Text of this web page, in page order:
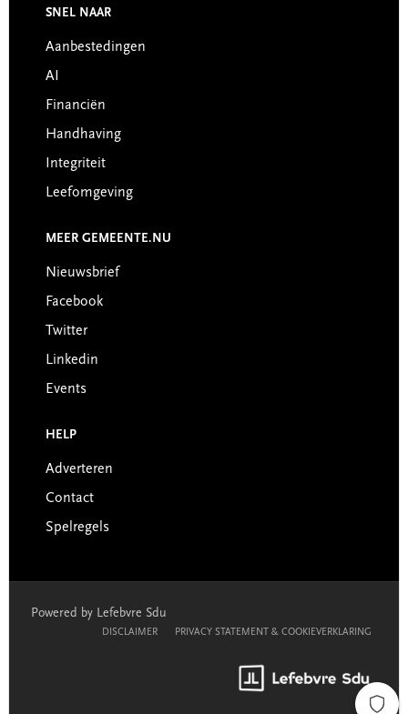
Footer
SNEL NAAR
Aanbestedingen
AI
Financiën
Handhaving
Integriteit
Leefomgeving
MEER GEMEENTE.NU
Nieuwsbrief
Facebook
Twitter
Linkedin
Events
HELP
Adverteren
Contact
Spelregels
Powered by Lefebvre Sdu
DISCLAIMER PRIVACY STATEMENT & COOKIEVERKLARING